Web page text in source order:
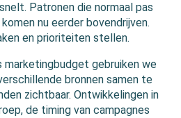
Patronen die normaal pas
nu eerder bovendrijven.
en prioriteiten stellen.
marketingbudget gebruiken we
bronnen samen te
zichtbaar. Ontwikkelingen in
de timing van campagnes